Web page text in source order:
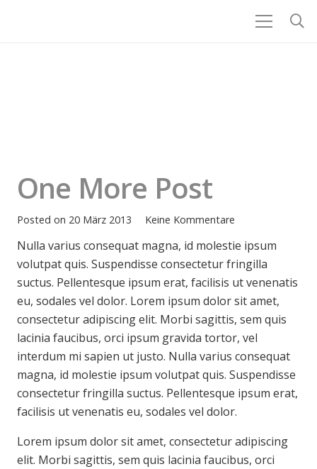
One More Post
Posted on 20 März 2013 Keine Kommentare
Nulla varius consequat magna, id molestie ipsum
volutpat quis. Suspendisse consectetur fringilla
suctus. Pellentesque ipsum erat, facilisis ut venenatis
eu, sodales vel dolor. Lorem ipsum dolor sit amet,
consectetur adipiscing elit. Morbi sagittis, sem quis
lacinia faucibus, orci ipsum gravida tortor, vel
interdum mi sapien ut justo. Nulla varius consequat
magna, id molestie ipsum volutpat quis. Suspendisse
consectetur fringilla suctus. Pellentesque ipsum erat,
facilisis ut venenatis eu, sodales vel dolor.
Lorem ipsum dolor sit amet, consectetur adipiscing
elit. Morbi sagittis, sem quis lacinia faucibus, orci